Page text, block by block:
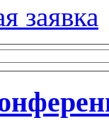
заявка